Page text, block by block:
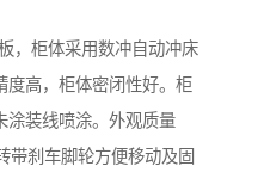
，柜体采用数冲自动冲床
度高，柜体密闭性好。柜
涂装线喷涂。外观质量
带刹车脚轮方便移动及固